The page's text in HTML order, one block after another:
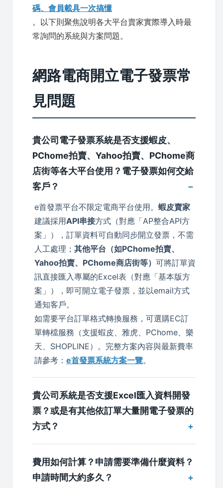
碼、會員載具一次搞懂
。以下則聚焦說明各大平台賣家實際導入時最
常詢問的系統與方案問題。
網路電商開立電子發票常
見問題
貴公司電子發票系統是否支援蝦皮、
PChome拍賣、Yahoo拍賣、PChome商
店街等各大平台使用？電子發票如何交給
客戶？
e首發票平台不限定電商平台使用。 蝦皮賣家
建議採用API串接方式（對應「AP整合API方
案」），訂單資料可自動同步開立發票，不需
人工處理； 其他平台（如PChome拍賣、
Yahoo拍賣、PChome商店街等） 可將訂單資
訊直接匯入專屬的Excel表（對應「基本版方
案」），即可開立電子發票，並以email方式
通知客戶。
如需要平台訂單格式轉換服務，可選購EC訂
單轉檔服務（支援蝦皮、雅虎、PChome、樂
天、SHOPLINE）。完整方案內容與最新費率
請參考： e首發票系統方案一覽。
貴公司系統是否支援Excel匯入資料開發
票？或是有其他依訂單大量開電子發票的
方式？
費用如何計算？申請需要準備什麼資料？
申請時間大約多久？